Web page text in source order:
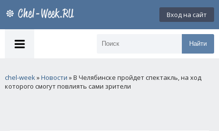
Вход на сайт
Найти
chel-week»Новости » В Челябинске пройдет спектакль, на ход
которого смогут повлиять сами зрители